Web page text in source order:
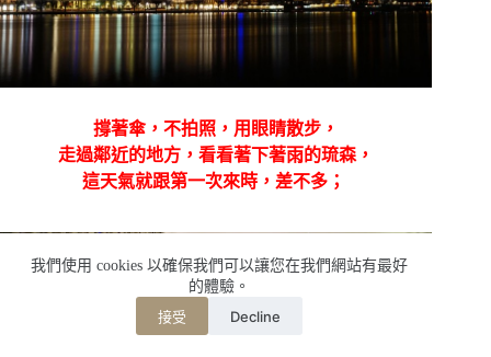
我們使用 cookies 以確保我們可以讓您在我們網站有最好
的體驗。
接受 Decline
撐著傘，不拍照，用眼睛散步，
走過鄰近的地方，看看著下著雨的琉森，
這天氣就跟第一次來時，差不多；